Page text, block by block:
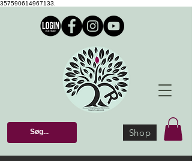
357590614967133.
Shop